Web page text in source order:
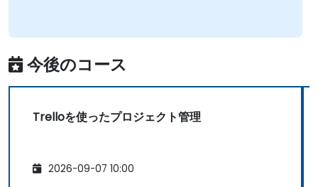
今後のコース
Trelloを使ったプロジェクト管理
2026-09-07 10:00